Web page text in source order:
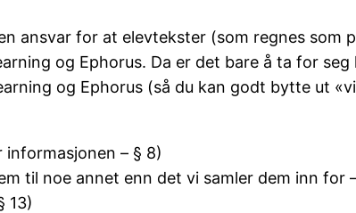
ansvar for at elevtekster (som regnes som
og Ephorus. Da er det bare å ta for
og Ephorus (så du kan godt bytte ut
– § 8)
til noe annet enn det vi samler dem inn for –
13)